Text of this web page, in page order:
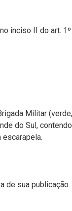
inciso II do art.
Militar
do Sul,
escarapela.
de sua publicação.